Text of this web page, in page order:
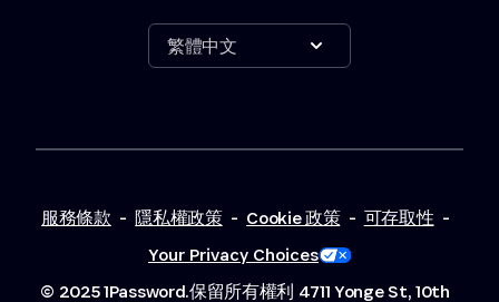
繁體中文
Show options
服務條款 - 隱私權政策 - Cookie 政策 - 可存取性 -
Your Privacy Choices
© 2025 1Password.保留所有權利 4711 Yonge St, 10th